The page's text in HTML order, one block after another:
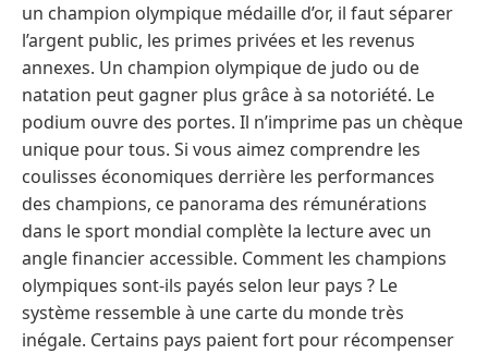
un champion olympique médaille d’or, il faut séparer
l’argent public, les primes privées et les revenus
annexes. Un champion olympique de judo ou de
natation peut gagner plus grâce à sa notoriété. Le
podium ouvre des portes. Il n’imprime pas un chèque
unique pour tous. Si vous aimez comprendre les
coulisses économiques derrière les performances
des champions, ce panorama des rémunérations
dans le sport mondial complète la lecture avec un
angle financier accessible. Comment les champions
olympiques sont-ils payés selon leur pays ? Le
système ressemble à une carte du monde très
inégale. Certains pays paient fort pour récompenser